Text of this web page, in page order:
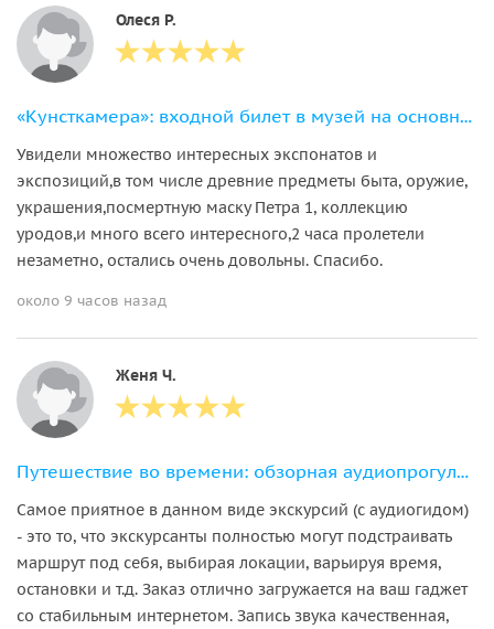
Олеся Р.
«Кунсткамера»: входной билет в музей на основную экспозицию + аудиогид
Увидели множество интересных экспонатов и
экспозиций,в том числе древние предметы быта, оружие,
украшения,посмертную маску Петра 1, коллекцию
уродов,и много всего интересного,2 часа пролетели
незаметно, остались очень довольны. Спасибо.
около 9 часов назад
Женя Ч.
Путешествие во времени: обзорная аудиопрогулка по Выборгу
Самое приятное в данном виде экскурсий (с аудиогидом)
- это то, что экскурсанты полностью могут подстраивать
маршрут под себя, выбирая локации, варьируя время,
остановки и т.д. Заказ отлично загружается на ваш гаджет
со стабильным интернетом. Запись звука качественная,